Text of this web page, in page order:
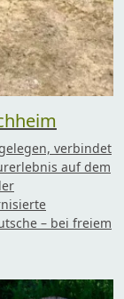
verbindet
auf dem
– bei freiem